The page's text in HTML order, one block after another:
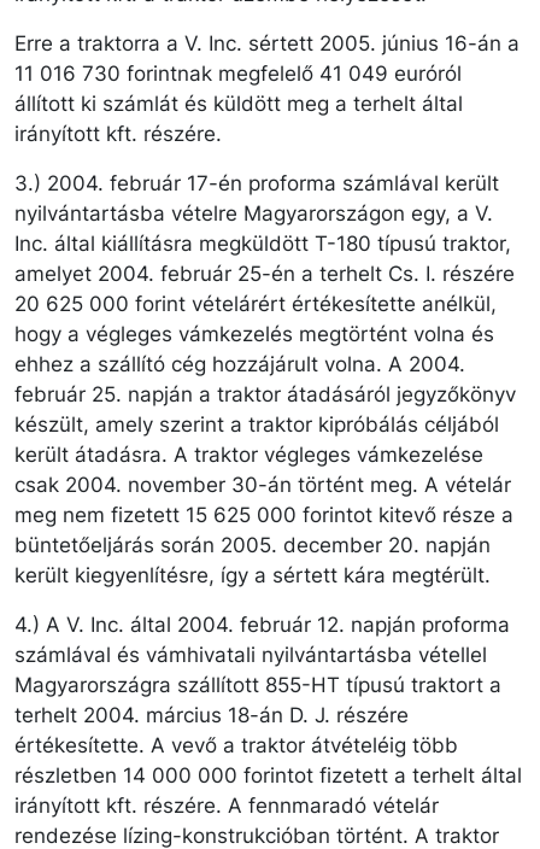
Erre a traktorra a V. Inc. sértett 2005. június 16-án a
11 016 730 forintnak megfelelő 41 049 euróról
állított ki számlát és küldött meg a terhelt által
irányított kft. részére.
3.) 2004. február 17-én proforma számlával került
nyilvántartásba vételre Magyarországon egy, a V.
Inc. által kiállításra megküldött T-180 típusú traktor,
amelyet 2004. február 25-én a terhelt Cs. I. részére
20 625 000 forint vételárért értékesítette anélkül,
hogy a végleges vámkezelés megtörtént volna és
ehhez a szállító cég hozzájárult volna. A 2004.
február 25. napján a traktor átadásáról jegyzőkönyv
készült, amely szerint a traktor kipróbálás céljából
került átadásra. A traktor végleges vámkezelése
csak 2004. november 30-án történt meg. A vételár
meg nem fizetett 15 625 000 forintot kitevő része a
büntetőeljárás során 2005. december 20. napján
került kiegyenlítésre, így a sértett kára megtérült.
4.) A V. Inc. által 2004. február 12. napján proforma
számlával és vámhivatali nyilvántartásba vétellel
Magyarországra szállított 855-HT típusú traktort a
terhelt 2004. március 18-án D. J. részére
értékesítette. A vevő a traktor átvételéig több
részletben 14 000 000 forintot fizetett a terhelt által
irányított kft. részére. A fennmaradó vételár
rendezése lízing-konstrukcióban történt. A traktor